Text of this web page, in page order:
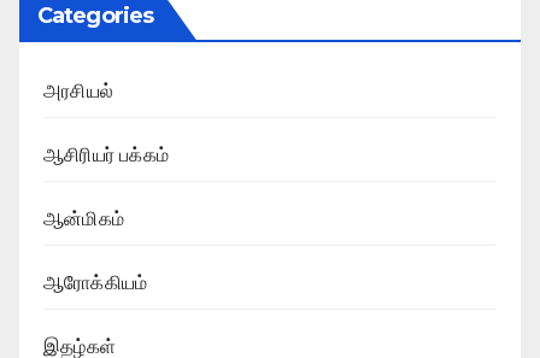
Categories
அரசியல்
ஆசிரியர் பக்கம்
ஆன்மிகம்
ஆரோக்கியம்
இதழ்கள்